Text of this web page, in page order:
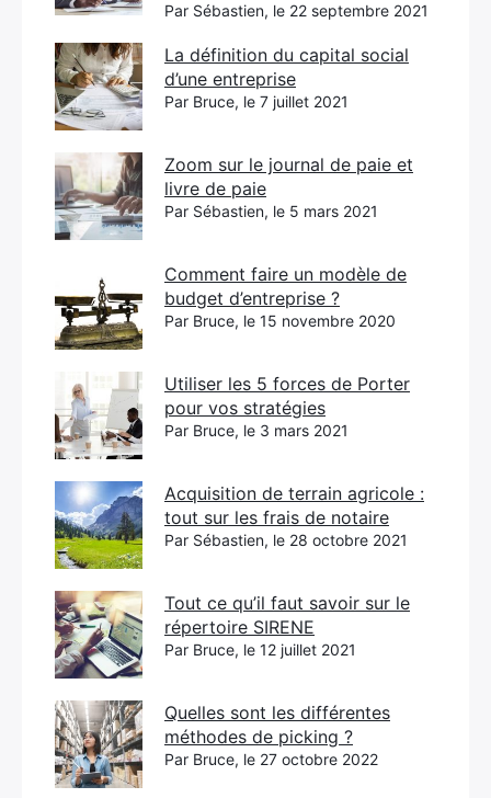
Par Sébastien, le 22 septembre 2021
La définition du capital social
d’une entreprise
Par Bruce, le 7 juillet 2021
Zoom sur le journal de paie et
livre de paie
Par Sébastien, le 5 mars 2021
Comment faire un modèle de
budget d’entreprise ?
Par Bruce, le 15 novembre 2020
Utiliser les 5 forces de Porter
pour vos stratégies
Par Bruce, le 3 mars 2021
Acquisition de terrain agricole :
tout sur les frais de notaire
Par Sébastien, le 28 octobre 2021
Tout ce qu’il faut savoir sur le
répertoire SIRENE
Par Bruce, le 12 juillet 2021
Quelles sont les différentes
méthodes de picking ?
Par Bruce, le 27 octobre 2022